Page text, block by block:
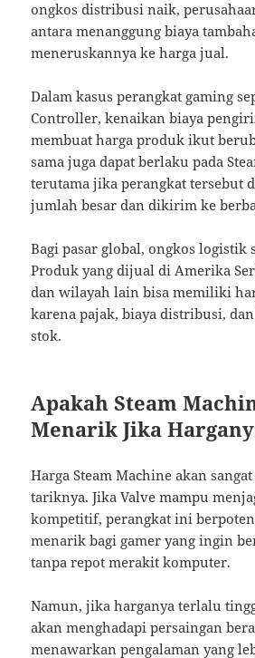
ongkos distribusi naik,
antara menanggung biaya
meneruskannya ke harga jual.
Dalam kasus perangkat gaming
Controller, kenaikan biaya
membuat harga produk ikut
sama juga dapat berlaku pada
terutama jika perangkat tersebut
jumlah besar dan dikirim ke
Bagi pasar global, ongkos logistik
Produk yang dijual di Amerika
dan wilayah lain bisa memiliki
karena pajak, biaya distribusi,
stok.
Apakah Steam
Menarik Jika
Harga Steam Machine akan
tariknya. Jika Valve mampu
kompetitif, perangkat ini
menarik bagi gamer yang ingin
tanpa repot merakit komputer.
Namun, jika harganya terlalu
akan menghadapi persaingan
menawarkan pengalaman yang